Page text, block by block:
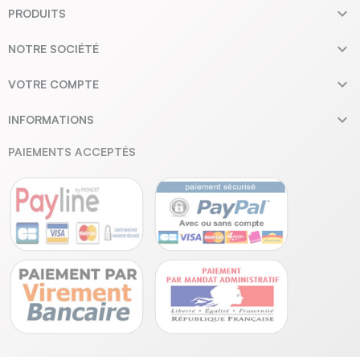
PRODUITS 
NOTRE SOCIÉTÉ 
VOTRE COMPTE 
INFORMATIONS 
PAIEMENTS ACCEPTÉS